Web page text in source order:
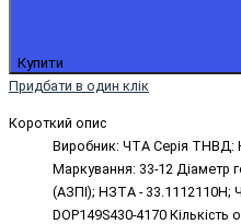
Купити
Придбати в один клік
Короткий опис
Виробник: ЧТА Серія ТНВД:
Маркування: 33-12 Діаметр
(АЗПІ); НЗТА - 33.1112110Н;
DOP149S430-4170